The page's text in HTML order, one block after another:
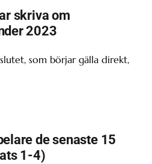
skriva om
2023
som börjar gälla direkt,
de senaste 15
1-4)